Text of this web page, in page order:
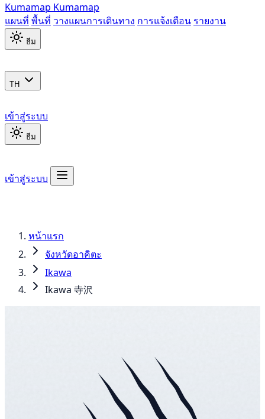
Kumamap Kumamap
แผนที่ พื้นที่ วางแผนการเดินทาง การแจ้งเตือน รายงาน
ธีม
TH
เข้าสู่ระบบ
ธีม
เข้าสู่ระบบ
หน้าแรก
จังหวัดอาคิตะ
Ikawa
Ikawa 寺沢